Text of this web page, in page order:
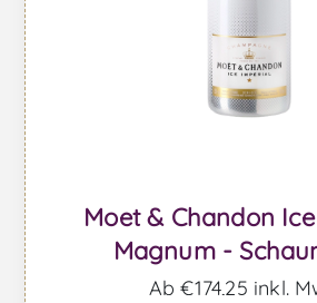
Moet & Chandon
Magnum -
Ab €174,25 inkl.